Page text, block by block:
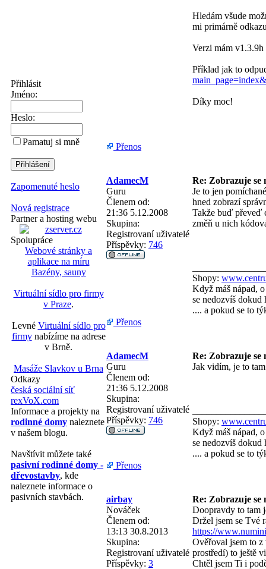
Přihlásit
Jméno:
Heslo:
Pamatuj si mně
Zapomenuté heslo
Nová registrace
Partner a hosting webu
Spolupráce
Webové stránky a
aplikace na míru
Bazény, sauny
Virtuální sídlo pro firmy
v Praze.
Levné Virtuální sídlo pro
firmynabízíme na adrese
v Brně.
Masáže Slavkov u Brna
Odkazy
česká sociální síť
rexVoX.com
Informace a projekty na
rodinné domy naleznete
v našem blogu.
Navštívit můžete také
pasivní rodinné domy -
dřevostavby, kde
naleznete informace o
pasivních stavbách.
Hledám všude
mi primárně
Verzi mám v1.3.9h
Příklad jak to
Díky moc!
Přenos
AdamecM
Re: Zobrazuje se
Guru
Členem od:
21:36 5.12.2008
Skupina:
Registrovaní uživatelé
Příspěvky: 746
Je to jen
hned zobrazí
Takže buď převeď
změň u nich
Shopy:
Když máš nápad,
se nedozvíš dokud
.... a pokud se to
Přenos
AdamecM
Re: Zobrazuje se
Guru
Členem od:
21:36 5.12.2008
Skupina:
Registrovaní uživatelé
Příspěvky: 746
Jak vidím, je to
Shopy:
Když máš nápad,
se nedozvíš dokud
.... a pokud se to
Přenos
airbay
Re: Zobrazuje se
Nováček
Členem od:
13:13 30.8.2013
Skupina:
Registrovaní uživatelé
Příspěvky: 3
Doopravdy to tam
Držel jsem se Tvé
https://
Ověřoval jsem to
prostředí) to ještě
Chtěl jsem Ti i